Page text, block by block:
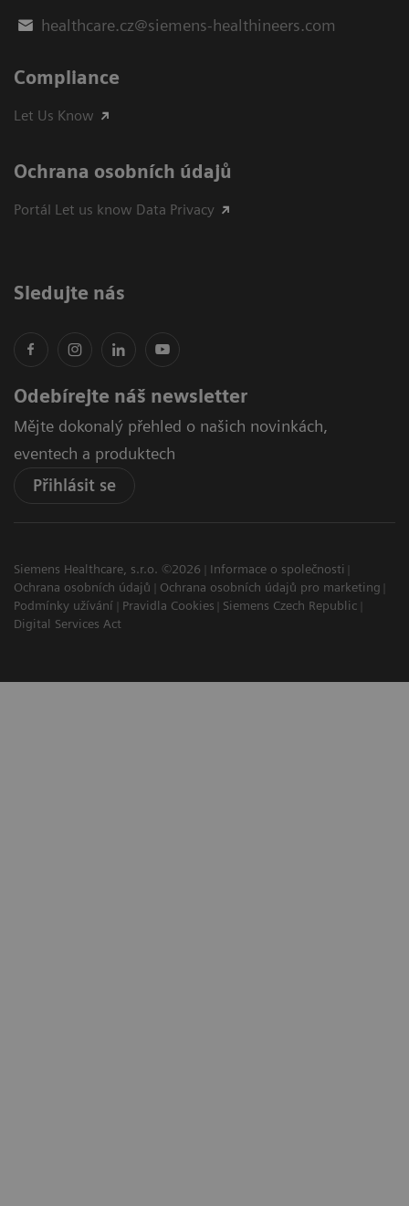
healthcare.cz@siemens-healthineers.com
Compliance
Let Us Know
Ochrana osobních údajů
Portál Let us know Data Privacy
Sledujte nás
Odebírejte náš newsletter
Mějte dokonalý přehled o našich novinkách,
eventech a produktech
Přihlásit se
Siemens Healthcare, s.r.o. ©2026
Informace o společnosti
Ochrana osobních údajů
Ochrana osobních údajů pro marketing
Podmínky užívání
Pravidla Cookies
Siemens Czech Republic
Digital Services Act